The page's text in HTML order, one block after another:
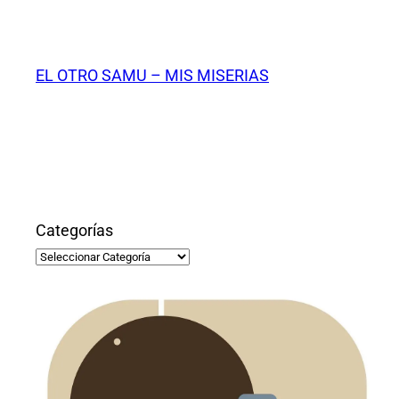
contenido
EL OTRO SAMU – MIS MISERIAS
Categorías